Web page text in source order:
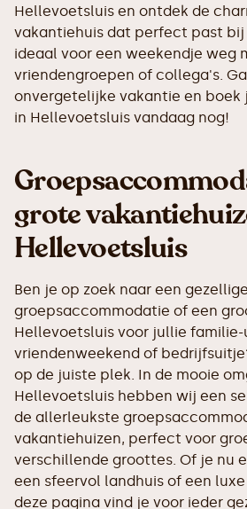
Hellevoetsluis en ontdek de
vakantiehuis dat perfect past bij
ideaal voor een weekendje weg
vriendengroepen of collega's.
onvergetelijke vakantie en
in Hellevoetsluis vandaag nog!
grote
Hellevoetsluis
Ben je op zoek naar een gezellige
groepsaccommodatie of een
Hellevoetsluis voor jullie familie-
vriendenweekend of
op de juiste plek. In de mooie
Hellevoetsluis hebben wij een
de allerleukste
vakantiehuizen, perfect voor
verschillende groottes. Of je nu
een sfeervol landhuis of een
deze pagina vind je voor ieder